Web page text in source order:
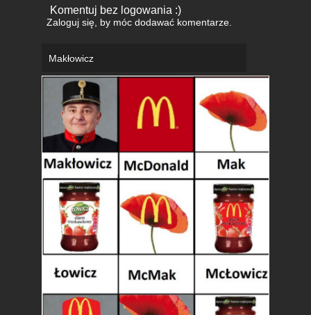
Komentuj bez logowania :)
Zaloguj się, by móc dodawać komentarze.
Makłowicz